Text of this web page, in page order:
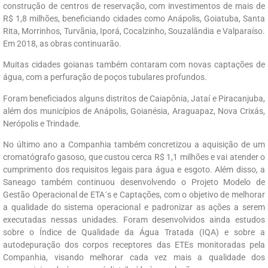
construção de centros de reservação, com investimentos de mais de
R$ 1,8 milhões, beneficiando cidades como Anápolis, Goiatuba, Santa
Rita, Morrinhos, Turvãnia, Iporá, Cocalzinho, Souzalândia e Valparaíso.
Em 2018, as obras continuarão.
Muitas cidades goianas também contaram com novas captações de
água, com a perfuração de poços tubulares profundos.
Foram beneficiados alguns distritos de Caiapônia, Jataí e Piracanjuba,
além dos municípios de Anápolis, Goianésia, Araguapaz, Nova Crixás,
Nerópolis e Trindade.
No último ano a Companhia também concretizou a aquisição de um
cromatógrafo gasoso, que custou cerca R$ 1,1 milhões e vai atender o
cumprimento dos requisitos legais para água e esgoto. Além disso, a
Saneago também continuou desenvolvendo o Projeto Modelo de
Gestão Operacional de ETA´s e Captações, com o objetivo de melhorar
a qualidade do sistema operacional e padronizar as ações a serem
executadas nessas unidades. Foram desenvolvidos ainda estudos
sobre o Índice de Qualidade da Água Tratada (IQA) e sobre a
autodepuração dos corpos receptores das ETEs monitoradas pela
Companhia, visando melhorar cada vez mais a qualidade dos